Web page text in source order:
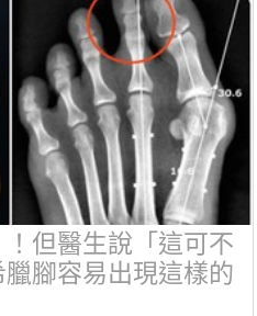
但醫生說「這可不
腳容易出現這樣的